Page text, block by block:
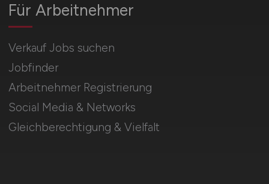
Für Arbeitnehmer
Verkauf Jobs suchen
Jobfinder
Arbeitnehmer Registrierung
Social Media & Networks
Gleichberechtigung & Vielfalt